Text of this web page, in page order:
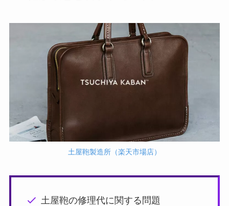
土屋鞄製造所（楽天市場店）
土屋鞄の修理代に関する問題